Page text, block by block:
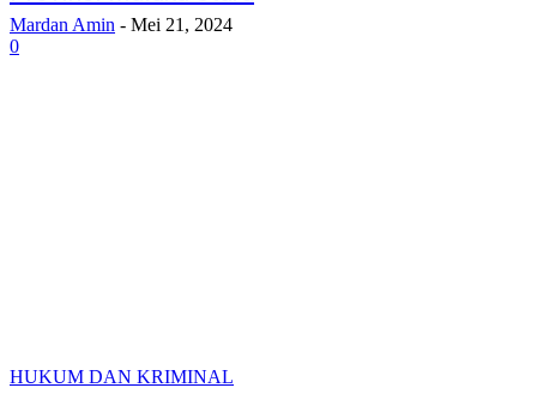
Mardan Amin - Mei 21, 2024
0
HUKUM DAN KRIMINAL